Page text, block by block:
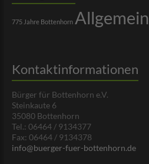
775 Jahre Bottenhorn Allgemein
Kontaktinformationen
Bürger für Bottenhorn e.V.
Steinkaute 6
35080 Bottenhorn
Tel.: 06464 / 9134377
Fax: 06464 / 9134378
info@buerger-fuer-bottenhorn.de